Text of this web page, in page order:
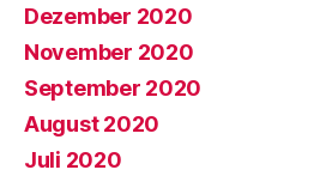
Dezember 2020
November 2020
September 2020
August 2020
Juli 2020